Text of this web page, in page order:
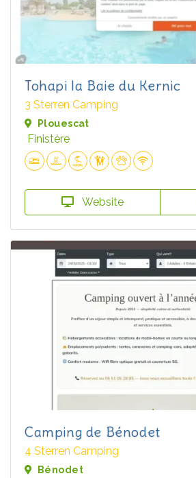
Tohapi la Baie du Kernic
3 Sterren Camping
Plouescat
Finistère
Website
Camping de Bénodet
4 Sterren Camping
Bénodet